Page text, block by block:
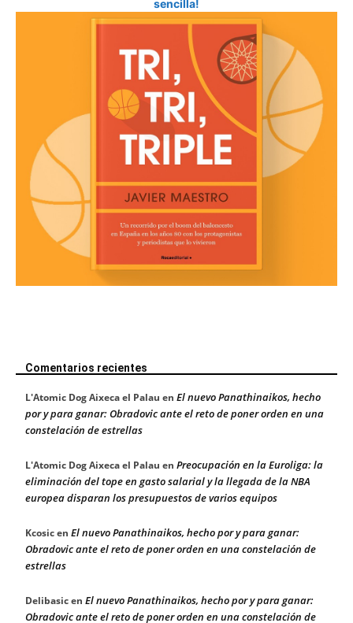
sencilla!
Comentarios recientes
L'Atomic Dog Aixeca el Palau en El nuevo Panathinaikos, hecho
por y para ganar: Obradovic ante el reto de poner orden en una
constelación de estrellas
L'Atomic Dog Aixeca el Palau en Preocupación en la Euroliga: la
eliminación del tope en gasto salarial y la llegada de la NBA
europea disparan los presupuestos de varios equipos
Kcosicen El nuevo Panathinaikos, hecho por y para ganar:
Obradovic ante el reto de poner orden en una constelación de
estrellas
Delibasicen El nuevo Panathinaikos, hecho por y para ganar:
Obradovic ante el reto de poner orden en una constelación de